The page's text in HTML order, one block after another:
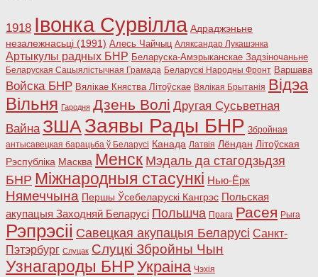
1918 Івонка Сурвілла Адраджэньне
незалежнасьці (1991) Алесь Чайчыц Аляксандар Лукашэнка
Артыкулы радных БНР Беларуска-Амэрыканскае Задзіночаньне
Беларуская Сацыялістычная Грамада Беларускі Народны Фронт Варшава
Войска БНР Вялікае Княства Літоўскае Вялікая Брытанія Відэа
Вільня Гародня Дзень Волі Другая Сусьветная
Вайна ЗША Заявы Рады БНР Збройная
антысавецкая барацьба ў Беларусі Канада Латвія Лёндан Літоўская
Рэспубліка Масква Менск Мэдаль да стагодзьдзя
БНР Міжнародныя стасункі Нью-Ёрк
Нямеччына Першы Ўсебеларускі Кангрэс Польская
акупацыя Заходняй Беларусі Польшча Прага Расея Рыга
Рэпрэсіі Савецкая акупацыя Беларусі Санкт-
Пэтэрбург Слуцак Слуцкі Збройны Чын
Узнагароды БНР Украіна Чэхія